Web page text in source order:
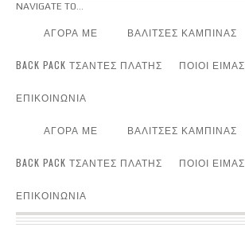
NAVIGATE TO...
ΑΓΟΡΑ ΜΕ ΒΑΛΙΤΣΕΣ ΚΑΜΠΙΝΑΣ
BACK PACK ΤΣΑΝΤΕΣ ΠΛΑΤΗΣ ΠΟΙΟΙ
ΕΠΙΚΟΙΝΩΝΙΑ
ΑΓΟΡΑ ΜΕ ΒΑΛΙΤΣΕΣ ΚΑΜΠΙΝΑΣ
BACK PACK ΤΣΑΝΤΕΣ ΠΛΑΤΗΣ ΠΟΙΟΙ
ΕΠΙΚΟΙΝΩΝΙΑ